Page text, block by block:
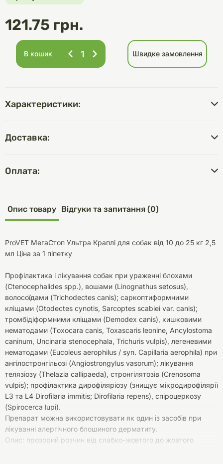
121.75 грн.
В кошик Швидке замовлення
Характеристики:
Доставка:
Оплата:
Опис товару Відгуки та запитання (0)
ProVET МегаСтоп Ультра Краплі для собак від 10 до 25 кг 2,5
мл Ціна за 1 піпетку
Профілактика і лікування собак при ураженні блохами
(Ctenocephalides spp.), вошами (Linognathus setosus),
волосоїдами (Trichodectes canis); саркоптиформними
кліщами (Otodectes cynotis, Sarcoptes scabiei var. canis);
тромбідіформними кліщами (Demodex canis), кишковими
нематодами (Тoxocara canis, Toxascaris leonine, Ancylostoma
caninum, Uncinaria stenocephala, Trichuris vulpis), легеневими
нематодами (Eucoleus aerophilus / syn. Capillaria aerophila) при
ангілостронгільозі (Angiostrongylus vasorum); лікування
телязіозу (Thelazia callipaeda), стронгілятозів (Crenosoma
vulpis); профілактика дирофіляріозу (знищує мікродирофілярії
L3 та L4 Dirofilaria immitis; Dirofilaria repens), спіроцеркозу
(Spirocerca lupi).
Препарат можна використовувати як один із засобів при
лікуванні алергічного блошиного дерматиту.
Опис: прозорий розчин від слабко-жовтого до жовтого